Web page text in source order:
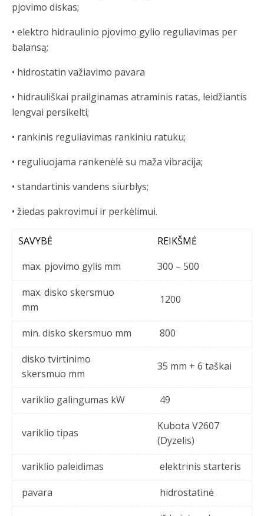
pjovimo diskas;
• elektro hidraulinio pjovimo gylio reguliavimas per
balansą;
• hidrostatin važiavimo pavara
• hidrauliškai prailginamas atraminis ratas, leidžiantis
lengvai persikelti;
• rankinis reguliavimas rankiniu ratuku;
• reguliuojama rankenėlė su maža vibracija;
• standartinis vandens siurblys;
• žiedas pakrovimui ir perkėlimui.
SAVYBĖ
REIKŠMĖ
max. pjovimo gylis mm
300 – 500
max. disko skersmuo
mm
1200
min. disko skersmuo mm
800
disko tvirtinimo
skersmuo mm
35 mm + 6 taškai
variklio galingumas kW 49
variklio tipas
Kubota V2607
(Dyzelis)
variklio paleidimas
elektrinis starteris
pavara
hidrostatinė